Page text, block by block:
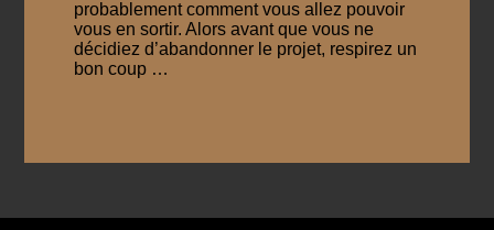
probablement comment vous allez pouvoir
vous en sortir. Alors avant que vous ne
décidiez d’abandonner le projet, respirez un
bon coup …